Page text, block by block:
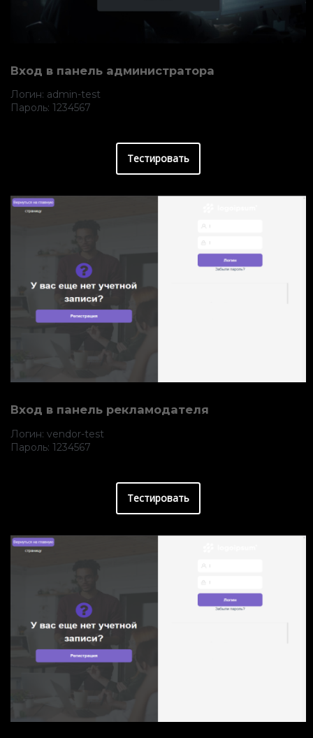
Вход в панель администратора
Логин: admin-test
Пароль: 1234567
Тестировать
Вход в панель рекламодателя
Логин: vendor-test
Пароль: 1234567
Тестировать